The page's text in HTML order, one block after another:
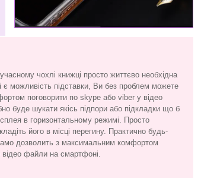
чохлі книжці просто життєво необхідна
є можливість підставки, Ви без проблем можете
поговорити по skype або viber у відео
буде шукати якісь підпори або підкладки що б
в горизонтальному режимі. Просто
його в місці перегину. Практично будь-
дозволить з максимальним комфортом
файли на смартфоні.